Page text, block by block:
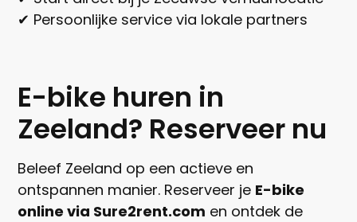
✔ Persoonlijke service via lokale partners
E-bike huren in
Zeeland? Reserveer nu
Beleef Zeeland op een actieve en
ontspannen manier. Reserveer je E-bike
online via Sure2rent.com en ontdek de